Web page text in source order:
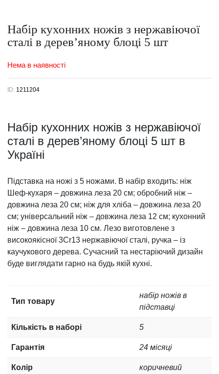
Набір кухонних ножів з нержавіючої
сталі в дерев’яному блоці 5 шт
Нема в наявності
ID: 1211204
Набір кухонних ножів з нержавіючої
сталі в дерев’яному блоці 5 шт в
Україні
Підставка на ножі з 5 ножами. В набір входить: ніж
Шеф-кухаря – довжина леза 20 см; обробний ніж –
довжина леза 20 см; ніж для хліба – довжина леза 20
см; універсальний ніж – довжина леза 12 см; кухонний
ніж – довжина леза 10 см. Лезо виготовлене з
високоякісної 3Cr13 нержавіючої сталі, ручка – із
каучукового дерева. Сучасний та нестаріючий дизайн
буде виглядати гарно на будь якій кухні.
Тип товару
набір ножів в
підставці
Кількість в наборі 5
Гарантія 24 місяці
Колір коричневий